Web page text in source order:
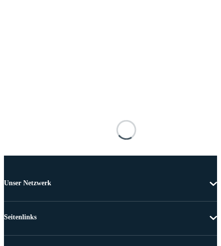
Unser Netzwerk
Seitenlinks